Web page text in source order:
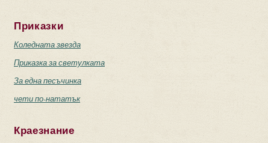
Приказки
Коледната звезда
Приказка за светулката
За една песъчинка
чети по-нататък
Краезнание